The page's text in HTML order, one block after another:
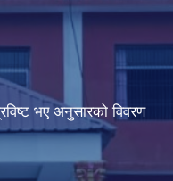
भए अनुसारको विवरण